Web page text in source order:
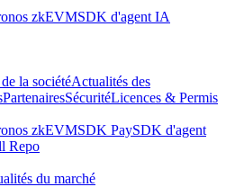
zkEVMSDK d'agent IA
la sociétéActualités des
PartenairesSécuritéLicences & Permis
zkEVMSDK PaySDK d'agent
Repo
du marché